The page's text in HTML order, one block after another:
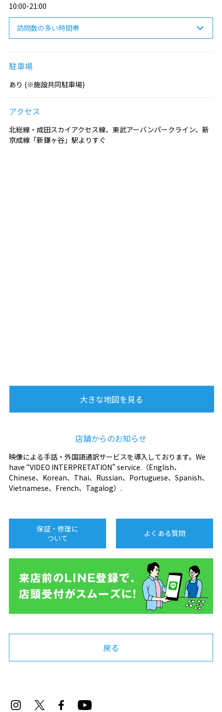
10:00-21:00
訪問数の多い時間帯
駐車場
あり (※施設共同駐車場)
アクセス
北総線・成田スカイアクセス線、東武アーバンパークライン、新
京成線「新鎌ヶ谷」駅よりすぐ
大きな地図を見る
店舗からのお知らせ
映像による手話・外国語通訳サービスを導入しております。We
have “VIDEO INTERPRETATION” service.（English、
Chinese、Korean、Thai、Russian、Portuguese、Spanish、
Vietnamese、French、Tagalog）.
保証・修理に
ついて
よくある質問
戻る